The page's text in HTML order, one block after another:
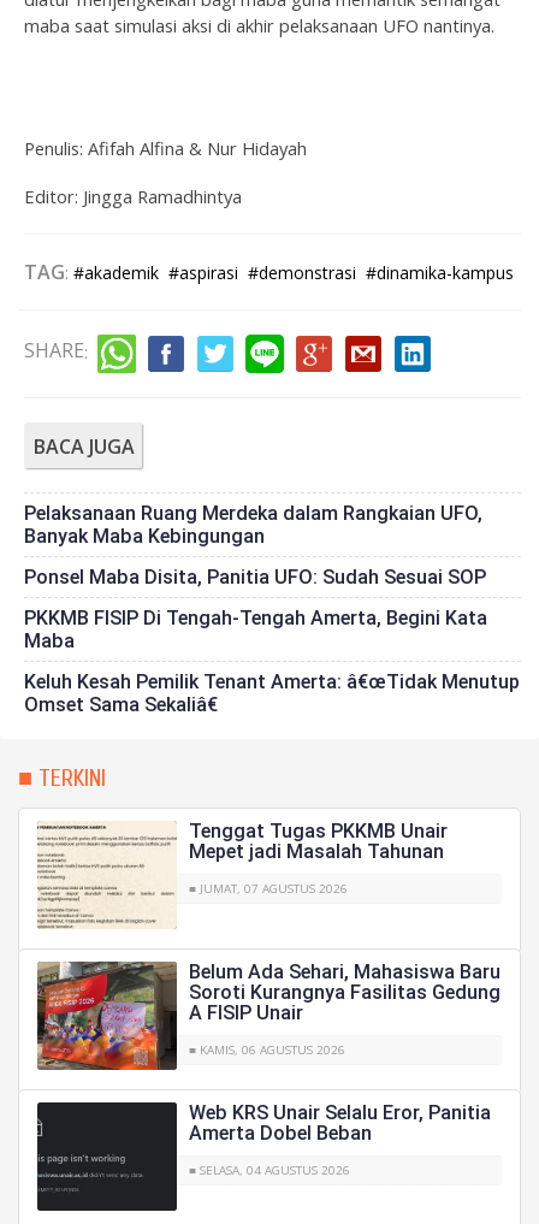
maba saat simulasi aksi di akhir pelaksanaan UFO nantinya.
Penulis: Afifah Alfina & Nur Hidayah
Editor: Jingga Ramadhintya
TAG: #akademik #aspirasi #demonstrasi #dinamika-kampus
SHARE:
BACA JUGA
Pelaksanaan Ruang Merdeka dalam Rangkaian UFO,
Banyak Maba Kebingungan
Ponsel Maba Disita, Panitia UFO: Sudah Sesuai SOP
PKKMB FISIP Di Tengah-Tengah Amerta, Begini Kata
Maba
Keluh Kesah Pemilik Tenant Amerta: â€œTidak Menutup
Omset Sama Sekaliâ€
■ TERKINI
Tenggat Tugas PKKMB Unair
Mepet jadi Masalah Tahunan
■ JUMAT, 07 AGUSTUS 2026
Belum Ada Sehari, Mahasiswa Baru
Soroti Kurangnya Fasilitas Gedung
A FISIP Unair
■ KAMIS, 06 AGUSTUS 2026
Web KRS Unair Selalu Eror, Panitia
Amerta Dobel Beban
■ SELASA, 04 AGUSTUS 2026